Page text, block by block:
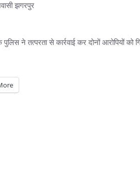
झगरपुर
ने तत्परता से कार्रवाई कर दोनों आरोपियों को